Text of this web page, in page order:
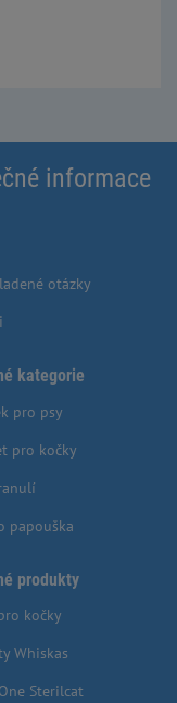
informace
otázky
kategorie
pro psy
pro kočky
papouška
produkty
kočky
Whiskas
Sterilcat